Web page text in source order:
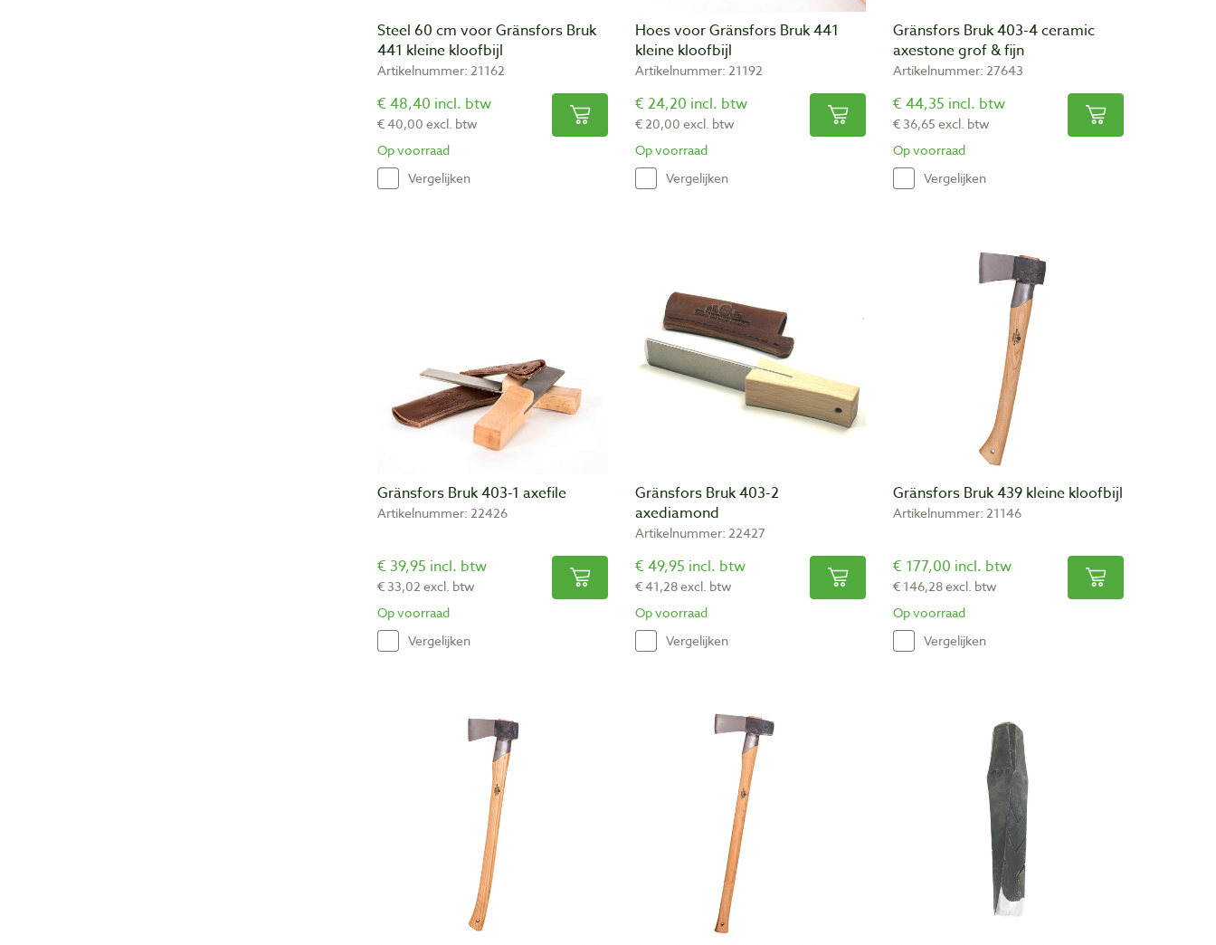
Steel 60 cm voor Gränsfors Bruk
441 kleine kloofbijl
Artikelnummer: 21162
€ 48,40 incl. btw
€ 40,00 excl. btw
Op voorraad
Vergelijken
Hoes voor Gränsfors Bruk 441
kleine kloofbijl
Artikelnummer: 21192
€ 24,20 incl. btw
€ 20,00 excl. btw
Op voorraad
Vergelijken
Gränsfors Bruk 403-4 ceramic
axestone grof & fijn
Artikelnummer: 27643
€ 44,35 incl. btw
€ 36,65 excl. btw
Op voorraad
Vergelijken
Gränsfors Bruk 403-1 axefile
Artikelnummer: 22426
€ 39,95 incl. btw
€ 33,02 excl. btw
Op voorraad
Vergelijken
Gränsfors Bruk 403-2
axediamond
Artikelnummer: 22427
€ 49,95 incl. btw
€ 41,28 excl. btw
Op voorraad
Vergelijken
Gränsfors Bruk 439 kleine kloofbijl
Artikelnummer: 21146
€ 177,00 incl. btw
€ 146,28 excl. btw
Op voorraad
Vergelijken